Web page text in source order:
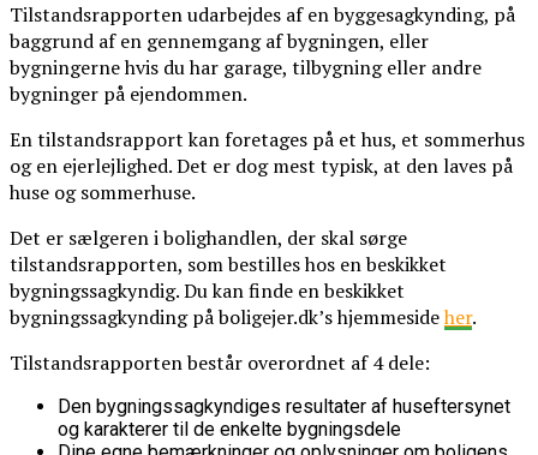
Tilstandsrapporten udarbejdes af en byggesagkynding, på
baggrund af en gennemgang af bygningen, eller
bygningerne hvis du har garage, tilbygning eller andre
bygninger på ejendommen.
En tilstandsrapport kan foretages på et hus, et sommerhus
og en ejerlejlighed. Det er dog mest typisk, at den laves på
huse og sommerhuse.
Det er sælgeren i bolighandlen, der skal sørge
tilstandsrapporten, som bestilles hos en beskikket
bygningssagkyndig. Du kan finde en beskikket
bygningssagkynding på boligejer.dk’s hjemmesideher.
Tilstandsrapporten består overordnet af 4 dele:
Den bygningssagkyndiges resultater af huseftersynet
og karakterer til de enkelte bygningsdele